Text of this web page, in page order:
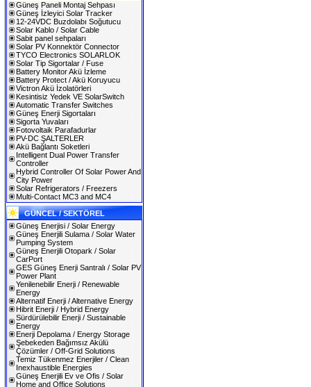
Güneş Paneli Montaj Sehpası
Güneş İzleyici Solar Tracker
12-24VDC Buzdolabı Soğutucu
Solar Kablo / Solar Cable
Sabit panel sehpaları
Solar PV Konnektör Connector
TYCO Electronics SOLARLOK
Solar Tip Sigortalar / Fuse
Battery Monitor Akü İzleme
Battery Protect / Akü Koruyucu
Victron Akü İzolatörleri
Kesintisiz Yedek VE SolarSwitch
Automatic Transfer Switches
Güneş Enerji Sigortaları
Sigorta Yuvaları
Fotovoltaik Parafadurlar
PV-DC ŞALTERLER
Akü Bağlantı Soketleri
Intelligent Dual Power Transfer
Controller
Hybrid Controller Of Solar Power And
City Power
Solar Refrigerators / Freezers
Multi-Contact MC3 and MC4
GÜNCEL / SEKTÖREL
Güneş Enerjisi / Solar Energy
Güneş Enerjili Sulama / Solar Water
Pumping System
Güneş Enerjili Otopark / Solar
CarPort
GES Güneş Enerji Santralı / Solar PV
Power Plant
Yenilenebilir Enerji / Renewable
Energy
Alternatif Enerji / Alternative Energy
Hibrit Enerji / Hybrid Energy
Sürdürülebilir Enerji / Sustainable
Energy
Enerji Depolama / Energy Storage
Şebekeden Bağımsız Akülü
Çözümler / Off-Grid Solutions
Temiz Tükenmez Enerjiler / Clean
Inexhaustible Energies
Güneş Enerjili Ev ve Ofis / Solar
Home and Office Solutions